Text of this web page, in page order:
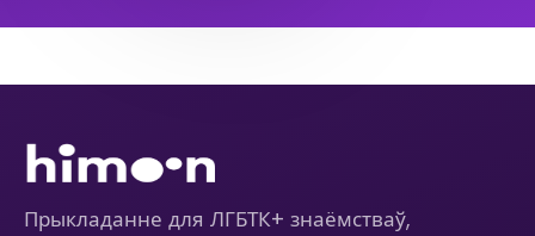
Прыкладанне для ЛГБТК+ знаёмстваў,